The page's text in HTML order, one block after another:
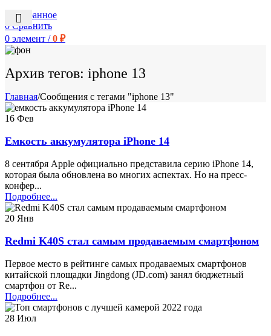
Избранное
0 Сравнить
0 элемент / 0 ₽
Архив тегов: iphone 13
Главная/Сообщения с тегами "iphone 13"
16 Фев
Емкость аккумулятора iPhone 14
8 сентября Apple официально представила серию iPhone 14,
которая была обновлена ​​во многих аспектах. Но на пресс-
конфер...
Подробнее...
20 Янв
Redmi K40S стал самым продаваемым смартфоном
Первое место в рейтинге самых продаваемых смартфонов
китайской площадки Jingdong (JD.com) занял бюджетный
смартфон от Re...
Подробнее...
28 Июл